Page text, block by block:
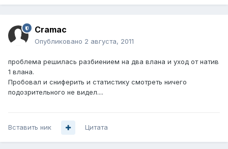
Cramac
Опубликовано 2 августа, 2011
проблема решилась разбиением на два влана и уход от натив
1 влана.
Пробовал и сниферить и статистику смотреть ничего
подозрительного не видел....
Вставить ник Цитата